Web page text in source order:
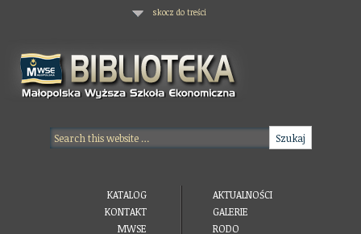
skocz do treści
KATALOG
KONTAKT
MWSE
AKTUALNOŚCI
GALERIE
RODO